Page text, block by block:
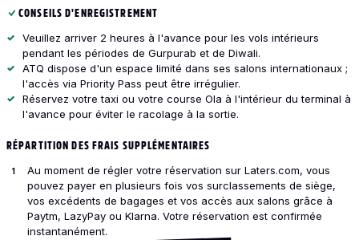
CONSEILS D'ENREGISTREMENT
Veuillez arriver 2 heures à l'avance pour les vols intérieurs
pendant les périodes de Gurpurab et de Diwali.
ATQ dispose d'un espace limité dans ses salons internationaux ;
l'accès via Priority Pass peut être irrégulier.
Réservez votre taxi ou votre course Ola à l'intérieur du terminal à
l'avance pour éviter le racolage à la sortie.
RÉPARTITION DES FRAIS SUPPLÉMENTAIRES
Au moment de régler votre réservation sur Laters.com, vous
pouvez payer en plusieurs fois vos surclassements de siège,
vos excédents de bagages et vos accès aux salons grâce à
Paytm, LazyPay ou Klarna. Votre réservation est confirmée
instantanément.